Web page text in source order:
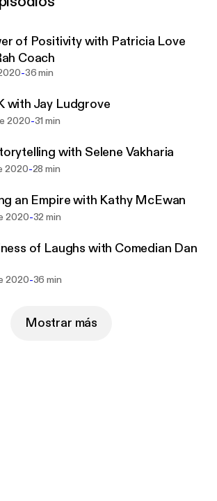
kids fitness industries. Join us
teaches valuable business
with mindset and tactical
as interviews guests who will
past those limiting fears and
of Positivity with Patricia Love
Coach
-36 min
with Jay Ludgrove
2020-31 min
with Selene Vakharia
2020-28 min
an Empire with Kathy McEwan
2020-32 min
of Laughs with Comedian Dan
2020-36 min
Mostrar más